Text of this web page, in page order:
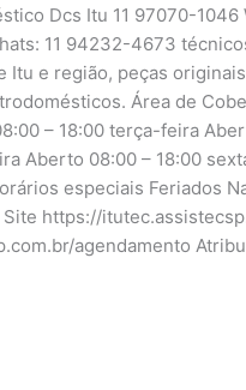
Dcs Itu 11 97070-
11 94232-4673
Itu e região, peças
Área de
– 18:00 terça-feira
Aberto 08:00 – 18:00
especiais Feriados
Site https://
agendamento